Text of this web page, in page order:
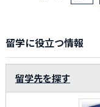
留学に役立つ情報
留学先を探す